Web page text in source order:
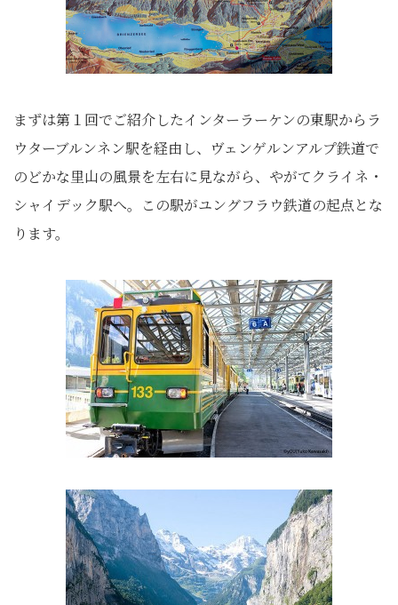
まずは第１回でご紹介したインターラーケンの東駅からラ
ウターブルンネン駅を経由し、ヴェンゲルンアルプ鉄道で
のどかな里山の風景を左右に見ながら、やがてクライネ・
シャイデック駅へ。この駅がユングフラウ鉄道の起点とな
ります。